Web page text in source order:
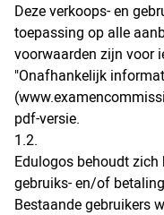
Deze verkoops- en
toepassing op alle
voorwaarden zijn voor
"Onafhankelijk
pdf-versie.
1.2.
Edulogos behoudt zich
gebruiks- en/of
Bestaande gebruikers